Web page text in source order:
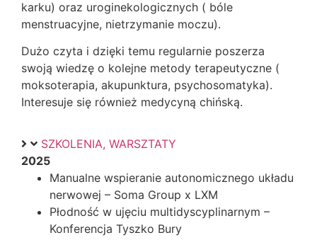
karku) oraz uroginekologicznych ( bóle
menstruacyjne, nietrzymanie moczu).
Dużo czyta i dzięki temu regularnie poszerza
swoją wiedzę o kolejne metody terapeutyczne (
moksoterapia, akupunktura, psychosomatyka).
Interesuje się również medycyną chińską.
SZKOLENIA, WARSZTATY
2025
Manualne wspieranie autonomicznego układu
nerwowej – Soma Group x LXM
Płodność w ujęciu multidyscyplinarnym –
Konferencja Tyszko Bury